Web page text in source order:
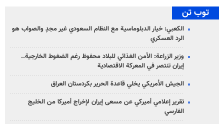
توب تن
الكعبي: خيار الدبلوماسية مع النظام السعودي غير مجدٍ والصواب هو
الرد العسكري
وزير الزراعة: الأمن الغذائي للبلاد محفوظ رغم الضغوط الخارجية..
إيران تنتصر في المعركة الاقتصادية
الجيش الأمريكي يخلي قاعدة الحرير بكردستان العراق
تقرير إعلامي أميركي عن مسعى إيران لإخراج أميركا من الخليج
الفارسي